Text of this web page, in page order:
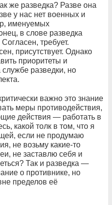
же разведка? Разве она
у нас нет военных и
именуемых
в слове разведка
требует.
присутствует. Однако
приоритеты и
разведки, но
важно это знание
меры противодействия,
действия — работать в
какой толк в том, что я
если не продумаю
не возьму какие-то
не заставлю себя и
Так и разведка —
о противнике, но
пределов её